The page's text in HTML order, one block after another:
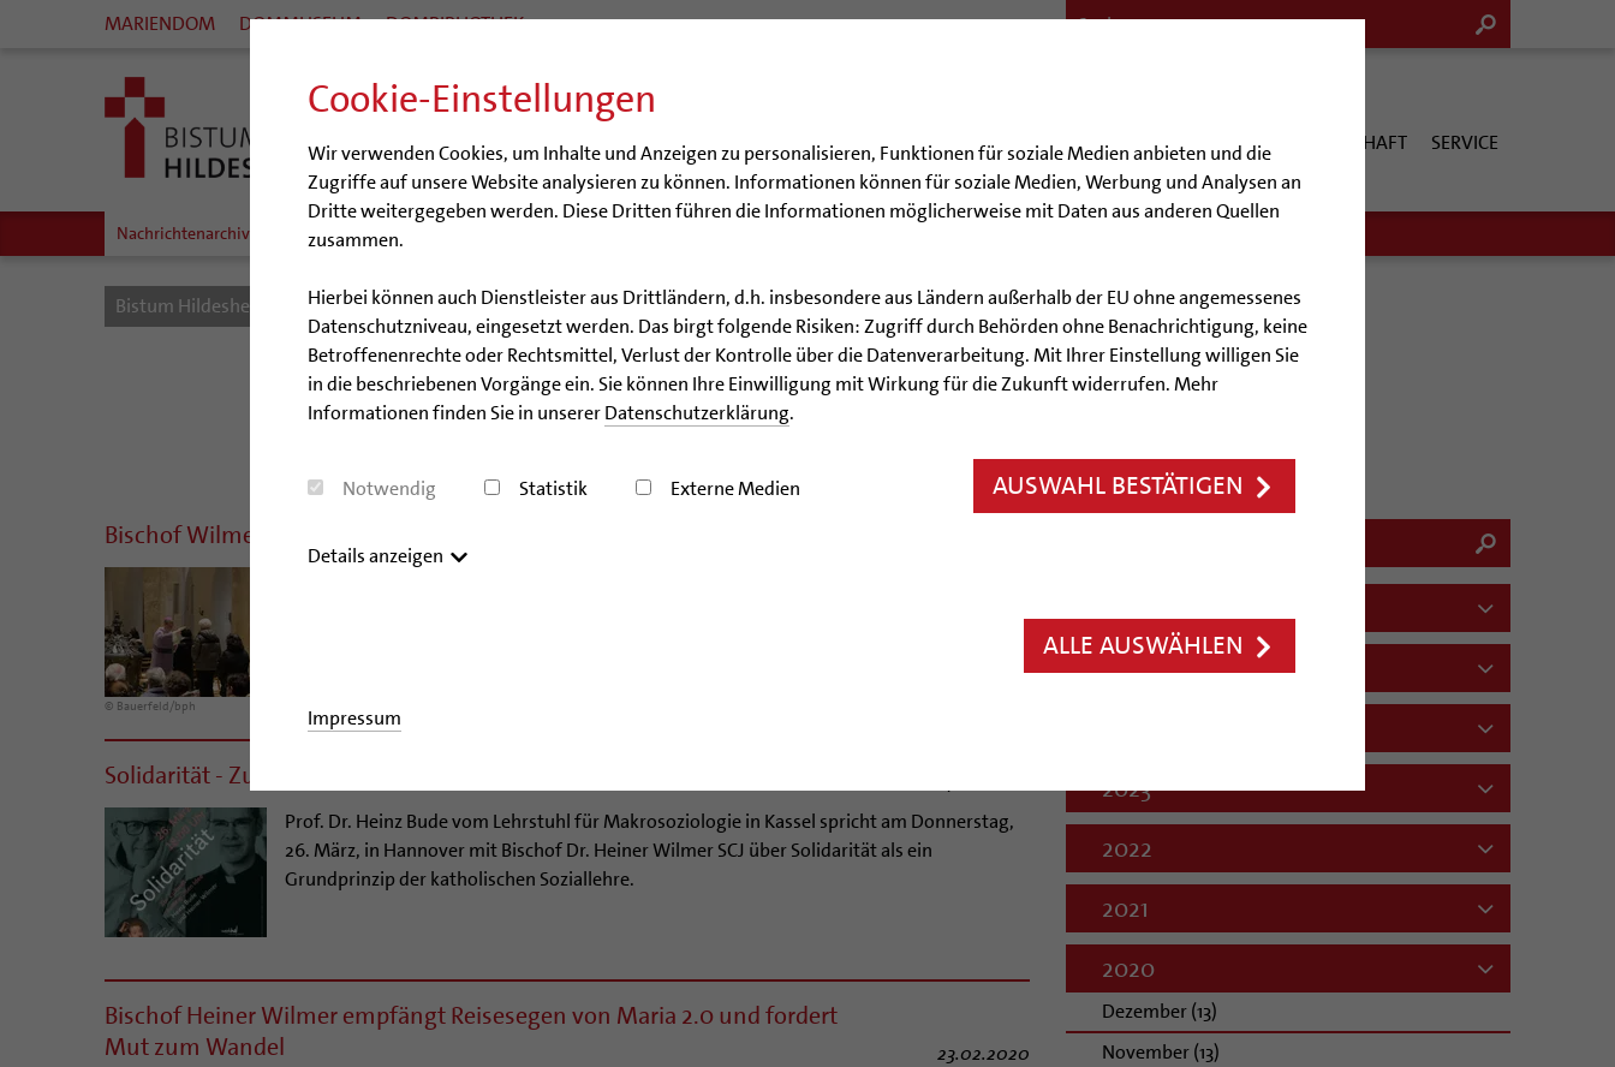
Cookie-Einstellungen
Wir verwenden Cookies, um Inhalte und Anzeigen zu personalisieren, Funktionen für soziale Medien anbieten und die
Zugriffe auf unsere Website analysieren zu können. Informationen können für soziale Medien, Werbung und Analysen an
Dritte weitergegeben werden. Diese Dritten führen die Informationen möglicherweise mit Daten aus anderen Quellen
zusammen.
Hierbei können auch Dienstleister aus Drittländern, d.h. insbesondere aus Ländern außerhalb der EU ohne angemessenes
Datenschutzniveau, eingesetzt werden. Das birgt folgende Risiken: Zugriff durch Behörden ohne Benachrichtigung, keine
Betroffenenrechte oder Rechtsmittel, Verlust der Kontrolle über die Datenverarbeitung. Mit Ihrer Einstellung willigen Sie
in die beschriebenen Vorgänge ein. Sie können Ihre Einwilligung mit Wirkung für die Zukunft widerrufen. Mehr
Informationen finden Sie in unsererDatenschutzerklärung.
Notwendig Statistik Externe Medien AUSWAHL BESTÄTIGEN
Details anzeigen
ALLE AUSWÄHLEN
Impressum
MARIENDOM DOMMUSEUM DOMBIBLIOTHEK
BISTUM BERATUNG & HILFE BILDUNG & KULTUR KIRCHE & GESELLSCHAFT SERVICE
Nachrichtenarchiv Audio/Podcasts
Bistum Hildesheim Bistum Nachrichten Nachrichtenarchiv
Nachrichtenarchiv
der Bischöflichen Pressestelle Hildesheim (bph)
Bischof Wilmer: Bleibe ruhig, faste, mach keine Show
© Bauerfeld/bph
Solidarität - Zur Zukunft einer großen Idee
Prof. Dr. Heinz Bude vom Lehrstuhl für Makrosoziologie in Kassel spricht am Donnerstag,
26. März, in Hannover mit Bischof Dr. Heiner Wilmer SCJ über Solidarität als ein
Grundprinzip der katholischen Soziallehre.
Bischof Heiner Wilmer empfängt Reisesegen von Maria 2.0 und fordert
Mut zum Wandel
23.02.2020
2025
2023
2022
2021
2020
Dezember (13)
November (13)